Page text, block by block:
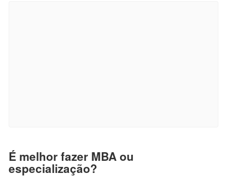
É melhor fazer MBA ou
especialização?